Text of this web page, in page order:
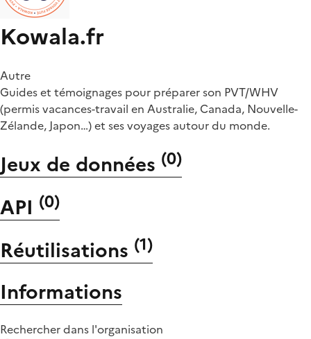
Kowala.fr
Autre
Guides et témoignages pour préparer son PVT/WHV
(permis vacances-travail en Australie, Canada, Nouvelle-
Zélande, Japon…) et ses voyages autour du monde.
Jeux de données (0)
API (0)
Réutilisations (1)
Informations
Rechercher dans l'organisation